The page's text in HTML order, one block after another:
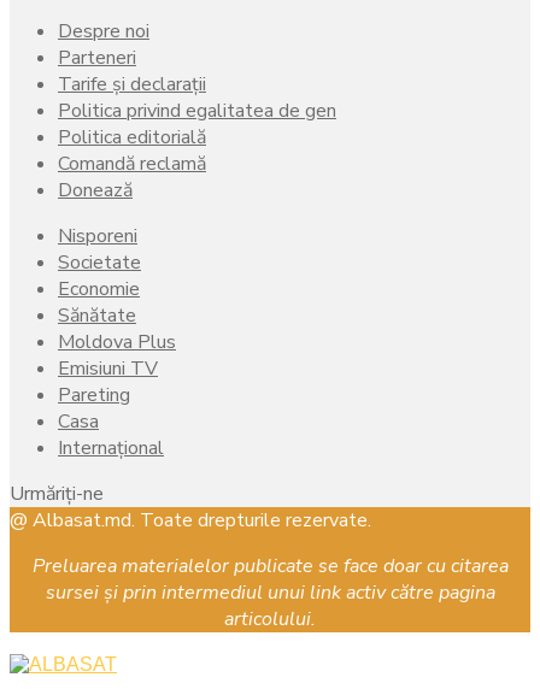
Despre noi
Parteneri
Tarife și declarații
Politica privind egalitatea de gen
Politica editorială
Comandă reclamă
Donează
Nisporeni
Societate
Economie
Sănătate
Moldova Plus
Emisiuni TV
Pareting
Casa
Internațional
Urmăriți-ne
Facebook
Instagram
Youtube
@ Albasat.md. Toate drepturile rezervate.
Preluarea materialelor publicate se face doar cu citarea
sursei și prin intermediul unui link activ către pagina
articolului.